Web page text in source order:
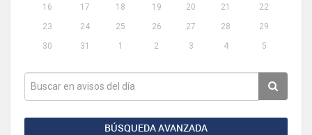
16
17 18 19 20 21
22
23
24 25 26 27 28
29
30
31 1 2 3 4 5
BÚSQUEDA AVANZADA